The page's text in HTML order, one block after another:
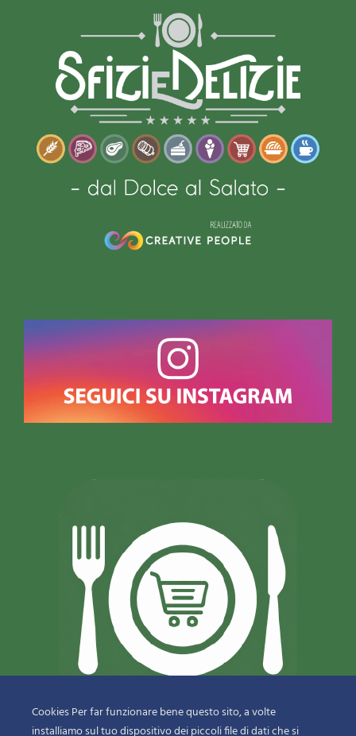
© 2018-2020 CopyrightSfizi & Delizie di Dragotto Gaetano & C.
Cookies Per far funzionare bene questo sito, a volte
installiamo sul tuo dispositivo dei piccoli file di dati che si